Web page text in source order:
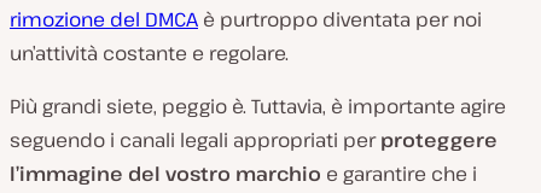
rimozione del DMCA è purtroppo diventata per noi
un’attività costante e regolare.
Più grandi siete, peggio è. Tuttavia, è importante agire
seguendo i canali legali appropriati perproteggere
l’immagine del vostro marchio e garantire che i